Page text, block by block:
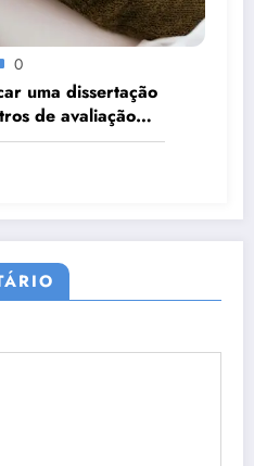
0
uma dissertação
de avaliação
examinadora